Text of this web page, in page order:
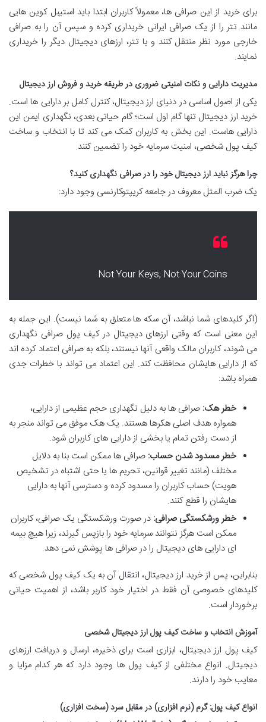
برای خرید از این صرافی ها، معمولاً کاربران ابتدا باید استیبل کوین هایی
مانند تتر را از یک صرافی ایرانی خریداری کرده و سپس آن را به صرافی
خارجی مورد نظر منتقل کنند و با تتر، ارزهای دیجیتال دیگر را خریداری
نمایند.
مدیریت دارایی و نکات امنیتی ضروری در طریقه خرید و فروش ارز دیجیتال
یکی از اصول اساسی در دنیای ارز دیجیتال، کنترل کامل بر دارایی ها است.
خرید ارز دیجیتال تنها گام اول است؛ گام حیاتی بعدی، نگهداری ایمن این
دارایی هاست. این بخش به کاربران کمک می کند تا با انتخاب و ساخت
کیف پول شخصی، امنیت سرمایه خود را تضمین کنند.
چرا هرگز نباید ارز دیجیتال خود را در صرافی نگهداری کنید؟
یک ضرب المثل معروف در جامعه کریپتوکارنسی وجود دارد:
Not Your Keys, Not Your Coins
(اگر کلیدهای شما نباشد، آن سکه ها متعلق به شما نیست). این جمله به
این معنی است که وقتی ارزهای دیجیتال در کیف پول صرافی نگهداری
می شوند، کاربران مالک واقعی آنها نیستند، بلکه به صرافی اعتماد کرده اند
که از دارایی هایشان محافظت کند. این اعتماد می تواند با خطرات جدی
همراه باشد:
خطر هک: صرافی ها به دلیل نگهداری حجم عظیمی از دارایی،
همواره هدف اصلی هکرها هستند. یک هک موفق می تواند منجر به
از دست رفتن تمام یا بخشی از دارایی های کاربران شود.
خطر مسدود شدن حساب: صرافی ها ممکن است بنا به دلایل
مختلف (مانند تغییر قوانین، تحریم ها یا حتی اشتباه در تشخیص
هویت) حساب کاربران را مسدود کرده و دسترسی آنها به دارایی
هایشان را قطع کنند.
خطر ورشکستگی صرافی: در صورت ورشکستگی یک صرافی، کاربران
ممکن است هرگز نتوانند سرمایه خود را بازپس گیرند، زیرا هیچ بیمه
ای دارایی های دیجیتال را در صرافی ها پوشش نمی دهد.
بنابراین، پس از خرید ارز دیجیتال، انتقال آن به یک کیف پول شخصی که
کلیدهای خصوصی آن فقط در اختیار خود کاربر باشد، از اهمیت حیاتی
برخوردار است.
آموزش انتخاب و ساخت کیف پول ارز دیجیتال شخصی
کیف پول ارز دیجیتال، ابزاری است برای ذخیره، ارسال و دریافت ارزهای
دیجیتال. انواع مختلفی از کیف پول ها وجود دارد که هر کدام مزایا و
معایب خود را دارند.
انواع کیف پول: گرم (نرم افزاری) در مقابل سرد (سخت افزاری)